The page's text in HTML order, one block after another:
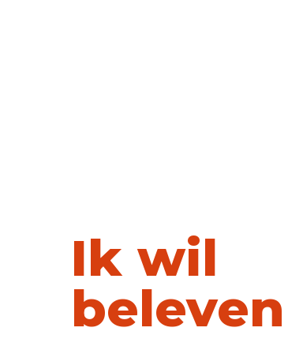
Over bv SPORT
Ik wil
beleven